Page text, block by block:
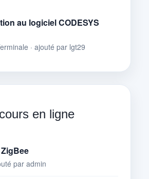
au logiciel CODESYS
· ajouté par lgt29
en ligne
par admin